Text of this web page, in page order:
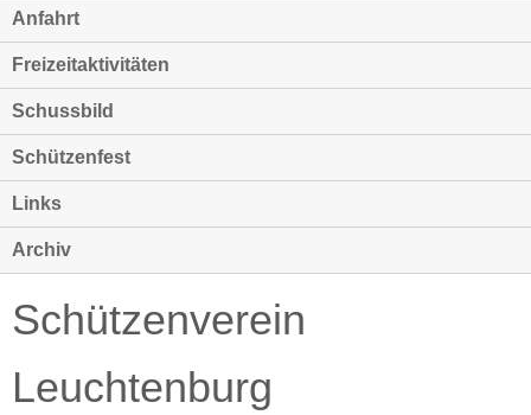
Anfahrt
Freizeitaktivitäten
Schussbild
Schützenfest
Links
Archiv
Schützenverein
Leuchtenburg